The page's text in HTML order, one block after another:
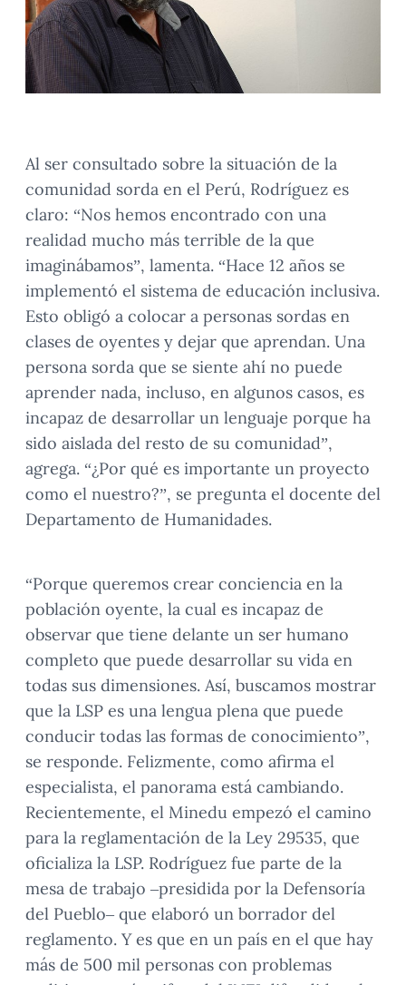
Al ser consultado sobre la situación de la
comunidad sorda en el Perú, Rodríguez es
claro: “Nos hemos encontrado con una
realidad mucho más terrible de la que
imaginábamos”, lamenta. “Hace 12 años se
implementó el sistema de educación inclusiva.
Esto obligó a colocar a personas sordas en
clases de oyentes y dejar que aprendan. Una
persona sorda que se siente ahí no puede
aprender nada, incluso, en algunos casos, es
incapaz de desarrollar un lenguaje porque ha
sido aislada del resto de su comunidad”,
agrega. “¿Por qué es importante un proyecto
como el nuestro?”, se pregunta el docente del
Departamento de Humanidades.
“Porque queremos crear conciencia en la
población oyente, la cual es incapaz de
observar que tiene delante un ser humano
completo que puede desarrollar su vida en
todas sus dimensiones. Así, buscamos mostrar
que la LSP es una lengua plena que puede
conducir todas las formas de conocimiento”,
se responde. Felizmente, como afirma el
especialista, el panorama está cambiando.
Recientemente, el Minedu empezó el camino
para la reglamentación de la Ley 29535, que
oficializa la LSP. Rodríguez fue parte de la
mesa de trabajo –presidida por la Defensoría
del Pueblo– que elaboró un borrador del
reglamento. Y es que en un país en el que hay
más de 500 mil personas con problemas